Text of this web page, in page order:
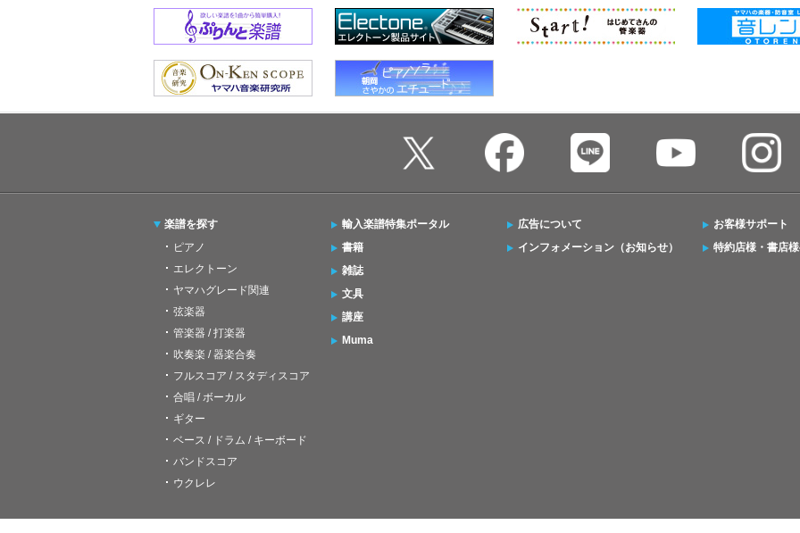
楽譜を探す
ピアノ
エレクトーン
ヤマハグレード関連
弦楽器
管楽器 / 打楽器
吹奏楽 / 器楽合奏
フルスコア / スタディスコア
合唱 / ボーカル
ギター
ベース / ドラム / キーボード
バンドスコア
ウクレレ
輸入楽譜特集ポータル
書籍
雑誌
文具
講座
Muma
広告について
インフォメーション（お知らせ）
お客様サポート
特約店様・書店